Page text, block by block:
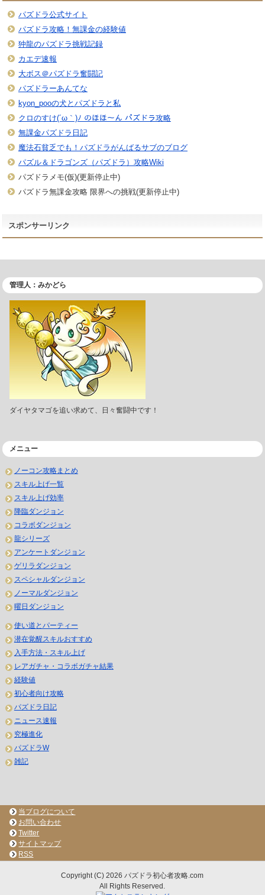
パズドラ公式サイト
パズドラ攻略！無課金の経験値
狆龍のパズドラ挑戦記録
カエデ速報
大ボス＠パズドラ奮闘記
パズドラーあんてな
kyon_pooの犬とパズドラと私
クロのすけ(´ω｀)ﾉ のほほ〜ん パズドラ攻略
無課金パズドラ日記
魔法石貧乏でも！パズドラがんばるサブのブログ
パズル＆ドラゴンズ（パズドラ）攻略Wiki
パズドラメモ(仮)(更新停止中)
パズドラ無課金攻略 限界への挑戦(更新停止中)
スポンサーリンク
管理人：みかどら
ダイヤタマゴを追い求めて、日々奮闘中です！
メニュー
ノーコン攻略まとめ
スキル上げ一覧
スキル上げ効率
降臨ダンジョン
コラボダンジョン
龍シリーズ
アンケートダンジョン
ゲリラダンジョン
スペシャルダンジョン
ノーマルダンジョン
曜日ダンジョン
使い道とパーティー
潜在覚醒スキルおすすめ
入手方法・スキル上げ
レアガチャ・コラボガチャ結果
経験値
初心者向け攻略
パズドラ日記
ニュース速報
究極進化
パズドラW
雑記
当ブログについて
お問い合わせ
Twitter
サイトマップ
RSS
Copyright (C) 2026 パズドラ初心者攻略.com
All Rights Reserved.